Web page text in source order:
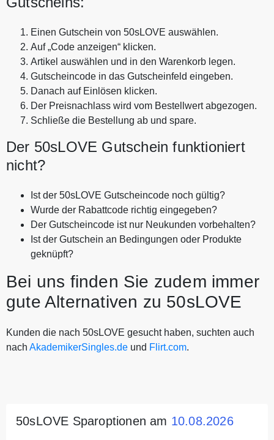
Einen Gutschein von 50sLOVE auswählen.
Auf „Code anzeigen“ klicken.
Artikel auswählen und in den Warenkorb legen.
Gutscheincode in das Gutscheinfeld eingeben.
Danach auf Einlösen klicken.
Der Preisnachlass wird vom Bestellwert abgezogen.
Schließe die Bestellung ab und spare.
Der 50sLOVE Gutschein funktioniert
nicht?
Ist der 50sLOVE Gutscheincode noch gültig?
Wurde der Rabattcode richtig eingegeben?
Der Gutscheincode ist nur Neukunden vorbehalten?
Ist der Gutschein an Bedingungen oder Produkte
geknüpft?
Bei uns finden Sie zudem immer
gute Alternativen zu 50sLOVE
Kunden die nach 50sLOVE gesucht haben, suchten auch
nach AkademikerSingles.de und Flirt.com.
50sLOVE Sparoptionen am 10.08.2026